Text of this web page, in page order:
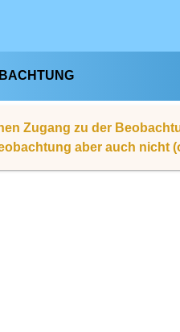
Zugang zu der
aber auch nicht